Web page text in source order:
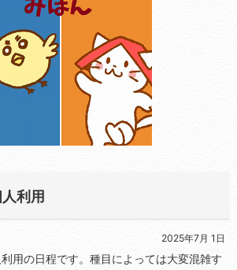
利用
2025年7月 1日
用の日程です。種目によっては大変混雑す